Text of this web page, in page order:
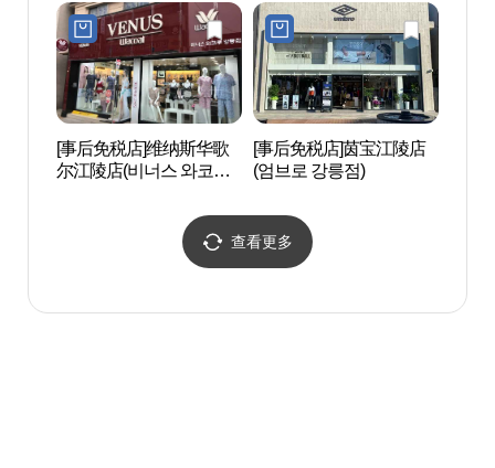
[事后免税店]维纳斯华歌
尔江陵店(비너스 와코루
[事后免税店]茵宝江陵店
(엄브로 강릉점)
查看更多